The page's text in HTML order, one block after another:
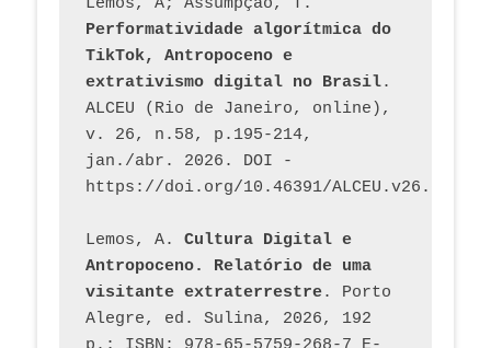
Performatividade algorítmica do
TikTok, Antropoceno e
extrativismo digital no Brasil.
ALCEU (Rio de Janeiro, online),
v. 26, n.58, p.195-214,
jan./abr. 2026. DOI -
https://doi.org/10.46391/
Lemos, A. Cultura Digital e
Antropoceno. Relatório de uma
visitante extraterrestre. Porto
Alegre, ed. Sulina, 2026, 192